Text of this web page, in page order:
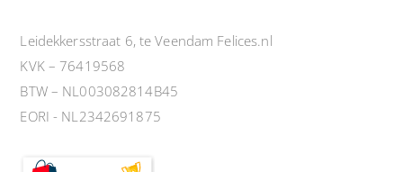
Leidekkersstraat 6, te Veendam Felices.nl
KVK – 76419568
BTW – NL003082814B45
EORI - NL2342691875